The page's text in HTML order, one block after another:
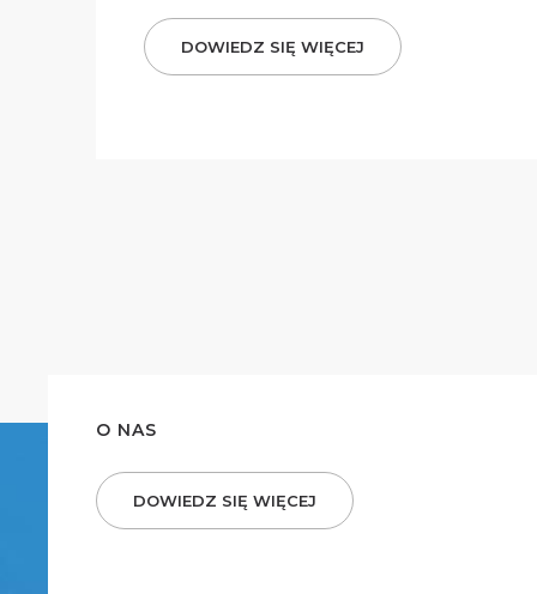
DOWIEDZ SIĘ WIĘCEJ
O NAS
DOWIEDZ SIĘ WIĘCEJ